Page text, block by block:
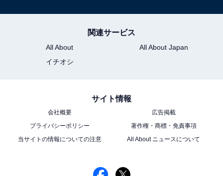
関連サービス
All About
All About Japan
イチオシ
サイト情報
会社概要
広告掲載
プライバシーポリシー
著作権・商標・免責事項
当サイトの情報についての注意
All About ニュースについて